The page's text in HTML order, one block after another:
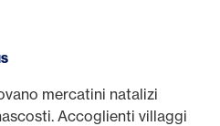
mercatini natalizi
Accoglienti villaggi